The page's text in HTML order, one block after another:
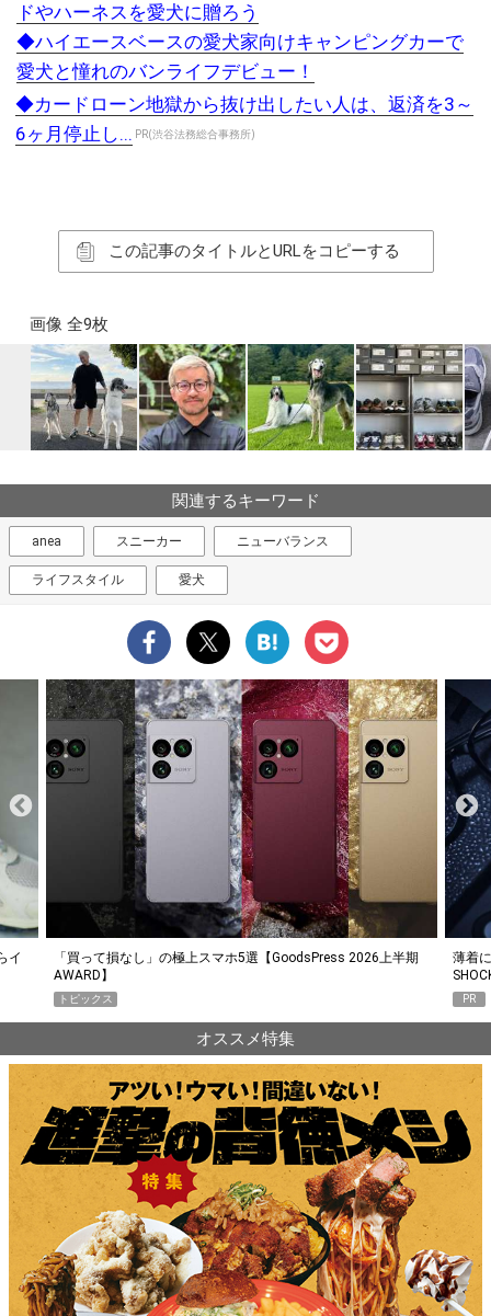
ドやハーネスを愛犬に贈ろう
◆ハイエースベースの愛犬家向けキャンピングカーで
愛犬と憧れのバンライフデビュー！
◆カードローン地獄から抜け出したい人は、返済を3～
6ヶ月停止し... PR(渋谷法務総合事務所)
この記事のタイトルとURLをコピーする
画像 全9枚
関連するキーワード
anea スニーカー ニューバランス
ライフスタイル 愛犬
イ
「買って損なし」の極上スマホ5選【GoodsPress 2026上半期
AWARD】
トピックス
薄着
PR
オススメ特集